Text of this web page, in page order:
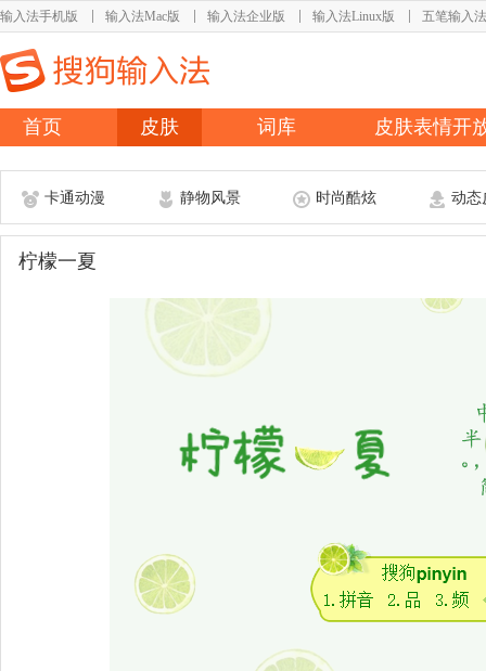
输入法手机版 输入法Mac版 输入法企业版 输入法Linux版 五笔输入法
首页 皮肤 词库 皮肤表情开
卡通动漫 静物风景 时尚酷炫 动态
柠檬一夏